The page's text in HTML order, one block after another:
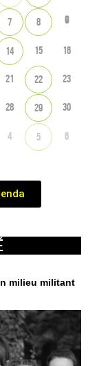
7 8 9
14 15 16
21 22 23
28 29 30
4 5 6
milieu militant